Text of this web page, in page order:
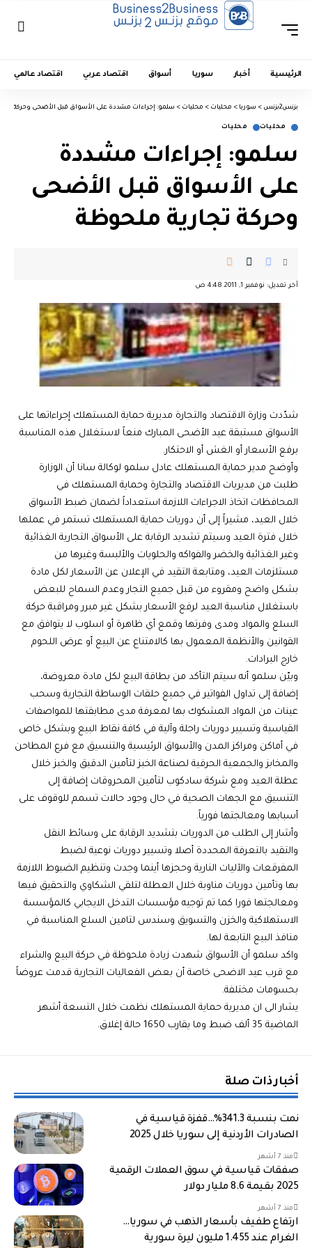
الرئيسية أخبار سوريا أسواق اقتصاد عربي اقتصاد عالمي
بزنس2بزنس > سوريا > محليات > محليات > سلمو: إجراءات مشددة على الأسواق قبل الأضحى وحركة
محليات محليات
سلمو: إجراءات مشددة
على الأسواق قبل الأضحى
وحركة تجارية ملحوظة
آخر تعديل: نوفمبر 1, 2011 4:48 ص
شدّدت وزارة الاقتصاد والتجارة مديرية حماية المستهلك إجراءاتها على
الأسواق مستبقة عيد الأضحى المبارك منعاً لاستغلال هذه المناسبة
برفع الأسعار أو الغش أو الاحتكار.
وأوضح مدير حماية المستهلك عادل سلمو لوكالة سانا أن الوزارة
طلبت من مديريات الاقتصاد والتجارة وحماية المستهلك في
المحافظات اتخاذ الاجراءات اللازمة استعداداً لضمان ضبط الأسواق
خلال العيد، مشيراً إلى أن دوريات حماية المستهلك تستمر في عملها
خلال فترة العيد وسيتم تشديد الرقابة على الأسواق التجارية الغذائية
وغير الغذائية والخضر والفواكه والحلويات والألبسة وغيرها من
مستلزمات العيد، ومتابعة التقيد في الإعلان عن الأسعار لكل مادة
بشكل واضح ومقروء من قبل جميع التجار وعدم السماح للبعض
باستغلال مناسبة العيد لرفع الأسعار بشكل غير مبرر ومراقبة حركة
السلع والمواد ومدى وفرتها وقمع أي ظاهرة أو اسلوب لا يتوافق مع
القوانين والأنظمة المعمول بها كالامتناع عن البيع أو عرض اللحوم
خارج البرادات.
وبيّن سلمو أنه سيتم التأكد من بطاقة البيع لكل مادة معروضة،
إضافة إلى تداول الفواتير في جميع حلقات الوساطة التجارية وسحب
عينات من المواد المشكوك بها لمعرفة مدى مطابقتها للمواصفات
القياسية وتسيير دوريات راجلة وآلية في كافة نقاط البيع وبشكل خاص
في أماكن ومراكز المدن والأسواق الرئيسية والتنسيق مع فرع المطاحن
والمخابز والجمعية الحرفية لصناعة الخبز لتأمين الدقيق والخبز خلال
عطلة العيد ومع شركة سادكوب لتأمين المحروقات إضافة إلى
التنسيق مع الجهات الصحية في حال وجود حالات تسمم للوقوف على
أسبابها ومعالجتها فورياً.
وأشار إلى الطلب من الدوريات بتشديد الرقابة على وسائط النقل
والتقيد بالتعرفة المحددة أصلا وتسيير دوريات نوعية لضبط
المفرقعات والآليات النارية وحجزها أينما وجدت وتنظيم الضبوط اللازمة
بها وتأمين دوريات مناوبة خلال العطلة لتلقي الشكاوي والتحقيق فيها
ومعالجتها فورا كما تم توجيه مؤسسات التدخل الايجابي كالمؤسسة
الاستهلاكية والخزن والتسويق وسندس لتامين السلع المناسبة في
منافذ البيع التابعة لها.
واكد سلمو أن الأسواق شهدت زيادة ملحوظة في حركة البيع والشراء
مع قرب عيد الاضحى خاصة أن بعض الفعاليات التجارية قدمت عروضاً
بحسومات مختلفة.
يشار الى ان مديرية حماية المستهلك نظمت خلال التسعة أشهر
الماضية 35 ألف ضبط وما يقارب 1650 حالة إغلاق.
أخبار ذات صلة
نمت بنسبة 341.3%…قفزة قياسية في
الصادرات الأردنية إلى سوريا خلال 2025
منذ 7 أشهر
صفقات قياسية في سوق العملات الرقمية
2025 بقيمة 8.6 مليار دولار
منذ 7 أشهر
ارتفاع طفيف بأسعار الذهب في سوريا…
الغرام عند 1.455 مليون ليرة سورية